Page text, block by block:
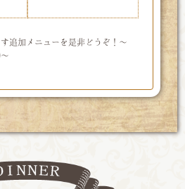
追加メニューを是非どうぞ！～